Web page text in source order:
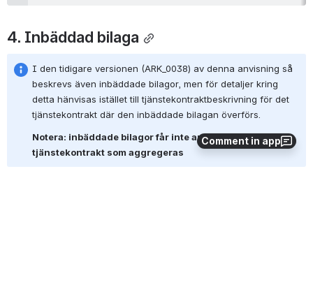
Comment in app
4. Inbäddad bilaga
I den tidigare versionen (ARK_0038) av denna anvisning så
beskrevs även inbäddade bilagor, men för detaljer kring
detta hänvisas istället till tjänstekontraktbeskrivning för det
tjänstekontrakt där den inbäddade bilagan överförs.
Notera: inbäddade bilagor får inte användas i
tjänstekontrakt som aggregeras